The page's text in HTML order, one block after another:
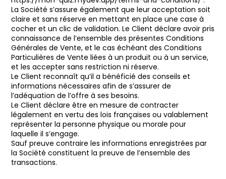
La Société s’assure également que leur acceptation soit
claire et sans réserve en mettant en place une case à
cocher et un clic de validation. Le Client déclare avoir pris
connaissance de l’ensemble des présentes Conditions
Générales de Vente, et le cas échéant des Conditions
Particulières de Vente liées à un produit ou à un service,
et les accepter sans restriction ni réserve.
Le Client reconnaît qu’il a bénéficié des conseils et
informations nécessaires afin de s’assurer de
l’adéquation de l’offre à ses besoins.
Le Client déclare être en mesure de contracter
légalement en vertu des lois françaises ou valablement
représenter la personne physique ou morale pour
laquelle il s’engage.
Sauf preuve contraire les informations enregistrées par
la Société constituent la preuve de l’ensemble des
transactions.